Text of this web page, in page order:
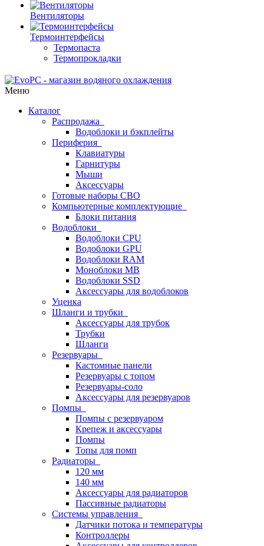
Вентиляторы
Термоинтерфейсы
Термопаста
Термопрокладки
Меню
Каталог
Распродажа
Водоблоки и бэкплейты
Периферия
Клавиатуры
Гарнитуры
Мыши
Аксессуары
Готовые наборы СВО
Компьютерные комплектующие
Блоки питания
Водоблоки
Водоблоки CPU
Водоблоки GPU
Водоблоки RAM
Моноблоки MB
Водоблоки SSD
Аксессуары для водоблоков
Уценка
Шланги и трубки
Аксессуары для трубок
Трубки
Шланги
Резервуары
Кастомные панели
Резервуары с топом
Резервуары-соло
Аксессуары для резервуаров
Помпы
Помпы с резервуаром
Крепеж и аксессуары
Помпы
Топы для помп
Радиаторы
120 мм
140 мм
Аксессуары для радиаторов
Пассивные радиаторы
Системы управления
Датчики потока и температуры
Контроллеры